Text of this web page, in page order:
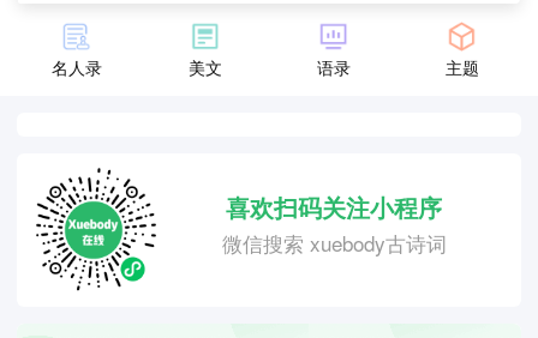
名人录 美文 语录 主题
喜欢扫码关注小程序
微信搜索 xuebody古诗词